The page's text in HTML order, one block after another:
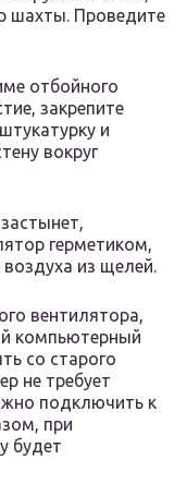
шахты. Проведите
отбойного
закрепите
и
вокруг
герметиком,
из щелей.
вентилятора,
компьютерный
со старого
не требует
подключить к
при
будет